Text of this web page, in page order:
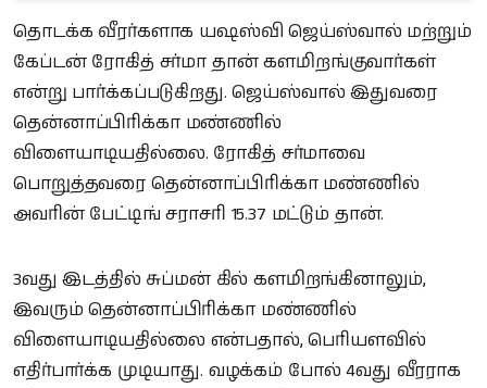
தொடக்க வீரர்களாக யஷஸ்வி ஜெய்ஸ்வால் மற்றும்
கேப்டன் ரோகித் சர்மா தான் களமிறங்குவார்கள்
என்று பார்க்கப்படுகிறது. ஜெய்ஸ்வால் இதுவரை
தென்னாப்பிரிக்கா மண்ணில்
விளையாடியதில்லை. ரோகித் சர்மாவை
பொறுத்தவரை தென்னாப்பிரிக்கா மண்ணில்
அவரின் பேட்டிங் சராசரி 15.37 மட்டும் தான்.
3வது இடத்தில் சுப்மன் கில் களமிறங்கினாலும்,
இவரும் தென்னாப்பிரிக்கா மண்ணில்
விளையாடியதில்லை என்பதால், பெரியளவில்
எதிர்பார்க்க முடியாது. வழக்கம் போல் 4வது வீரராக